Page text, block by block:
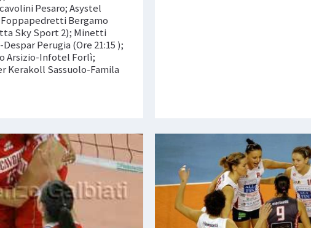
Pesaro; Asystel
Bergamo
Sky Sport 2); Minetti
Perugia (Ore 21:15 );
Arsizio-Infotel Forlì;
Kerakoll Sassuolo-Famila